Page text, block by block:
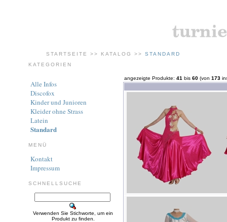
STARTSEITE >> KATALOG >> STANDARD
KATEGORIEN
Alle Infos
Discofox
Kinder und Junioren
Kleider ohne Strass
Latein
Standard
MENÜ
Kontakt
Impressum
SCHNELLSUCHE
Verwenden Sie Stichworte, um ein
Produkt zu finden.
angezeigte Produkte: 41 bis 60 (von 173